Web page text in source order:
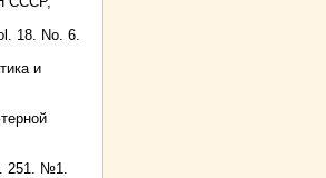
18. No. 6.
и
251. №1.